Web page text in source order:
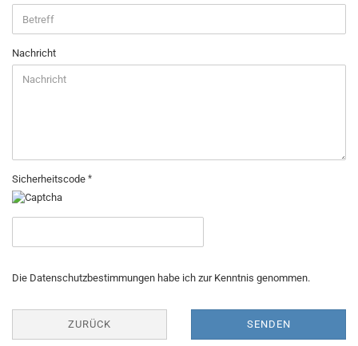
Nachricht
Sicherheitscode
DATENSCHUTZBESTIMMUNGEN
Die Datenschutzbestimmungen habe ich zur Kenntnis genommen.
ZURÜCK SENDEN